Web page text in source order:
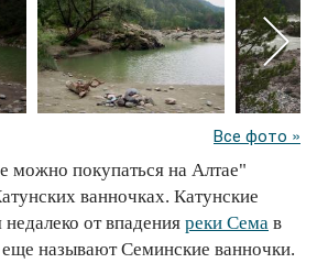
Все фото »
можно покупаться на Алтае"
ванночках. Катунские
от впадения реки Сема в
называют Семинские ванночки.